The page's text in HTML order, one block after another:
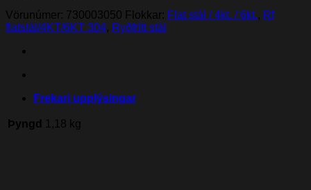
Vörunúmer: 730003050 Flokkar: Flat stál / 4kt. / 6kt., Rf
flatstál/4KT/6KT 304, Ryðfrítt stál
Frekari upplýsingar
Þyngd 1,18 kg